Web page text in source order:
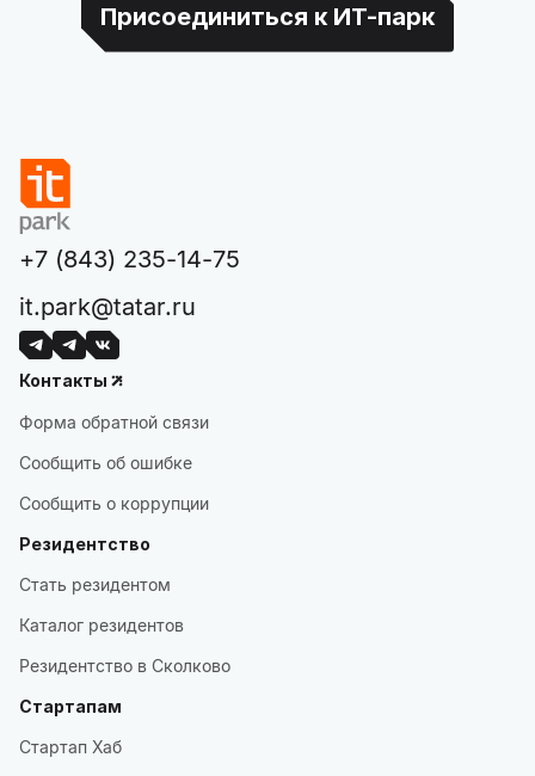
Присоединиться к ИТ-парк
+7 (843) 235-14-75
it.park@tatar.ru
Контакты
Форма обратной связи
Сообщить об ошибке
Сообщить о коррупции
Резидентство
Стать резидентом
Каталог резидентов
Резидентство в Сколково
Стартапам
Стартап Хаб